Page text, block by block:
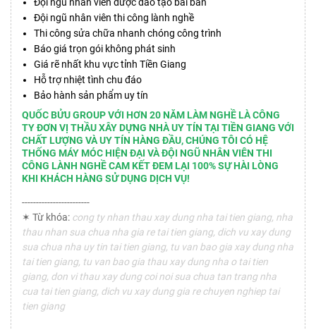
Đội ngũ nhân viên thi công lành nghề
Thi công sửa chữa nhanh chóng công trình
Báo giá trọn gói không phát sinh
Giá rẽ nhất khu vực tỉnh Tiền Giang
Hỗ trợ nhiệt tình chu đáo
Bảo hành sản phẩm uy tín
QUỐC BỬU GROUP VỚI HƠN 20 NĂM LÀM NGHỀ LÀ CÔNG
TY ĐƠN VỊ THẦU XÂY DỰNG NHÀ UY TÍN TẠI TIỀN GIANG VỚI
CHẤT LƯỢNG VÀ UY TÍN HÀNG ĐẦU, CHÚNG TÔI CÓ HỆ
THỐNG MÁY MÓC HIỆN ĐẠI VÀ ĐỘI NGŨ NHÂN VIÊN THI
CÔNG LÀNH NGHỀ CAM KẾT ĐEM LẠI 100% SỰ HÀI LÒNG
KHI KHÁCH HÀNG SỬ DỤNG DỊCH VỤ!
------------------------
✶ Từ khóa: cong ty nhan thau xay dung nha tai tien giang, nha
thau nhan sua chua nha gia re tai tien giang, dich vu xay dung
sua chua nha uy tin tai tien giang, tu van bao gia xay dung nha
tai tien giang, tu van bao gia thau xay dung nha o tai tien
giang, don vi thau xay dung coi noi sua chua tan trang nha
cua tai tien giang, dich vu xay dung gia re chuyen nghiep tai
tien giang